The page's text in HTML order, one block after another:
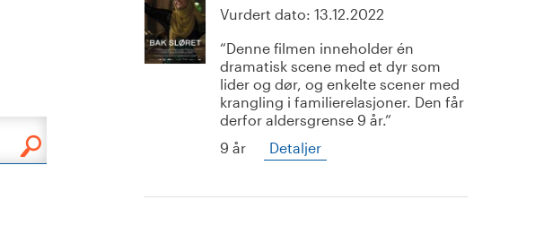
Vurdert dato: 13.12.2022
Denne filmen inneholder én
dramatisk scene med et dyr som
lider og dør, og enkelte scener med
krangling i familierelasjoner. Den får
derfor aldersgrense 9 år.
9 år
Detaljer